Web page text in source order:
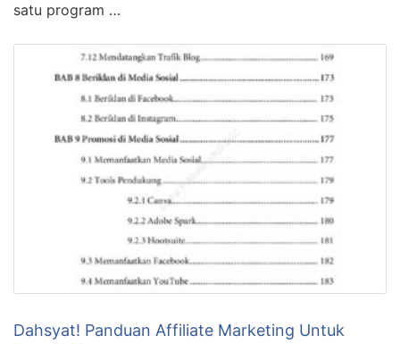
satu program …
Dahsyat! Panduan Affiliate Marketing Untuk